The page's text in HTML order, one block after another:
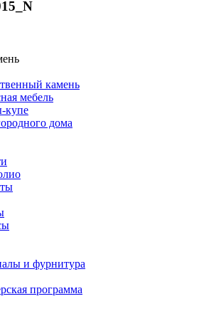
камень
мебель
дома
и фурнитура
программа